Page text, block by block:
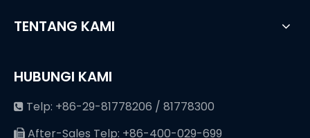
TENTANG KAMI
HUBUNGI KAMI
 Telp: +86-29-81778206 / 81778300
 After-Sales Telp: +86-400-029-699